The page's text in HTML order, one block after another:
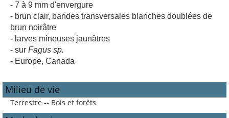
- 7 à 9 mm d'envergure
- brun clair, bandes transversales blanches doublées de
brun noirâtre
- larves mineuses jaunâtres
- sur Fagus sp.
- Europe, Canada
Milieu de vie
Terrestre -- Bois et forêts